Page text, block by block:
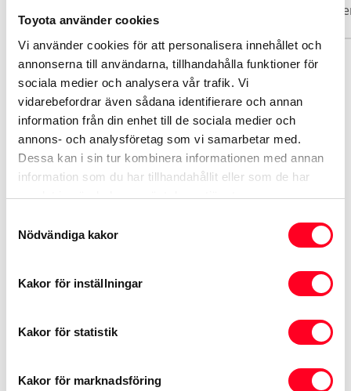
Toyota använder cookies
Vi använder cookies för att personalisera innehållet och
annonserna till användarna, tillhandahålla funktioner för
sociala medier och analysera vår trafik. Vi
vidarebefordrar även sådana identifierare och annan
information från din enhet till de sociala medier och
annons- och analysföretag som vi samarbetar med.
Dessa kan i sin tur kombinera informationen med annan
information som du har tillhandahållit eller som de har
samlat in när du har använt deras tjänster.
Nödvändiga kakor
Kakor för inställningar
Kakor för statistik
Kakor för marknadsföring
Märke
Renault
Modell
Master
Manuell
Informationen hämtas från Transportstyrelsen och